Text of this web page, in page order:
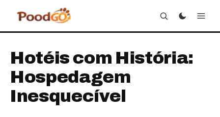
Hotéis com História:
Hospedagem
Inesquecível